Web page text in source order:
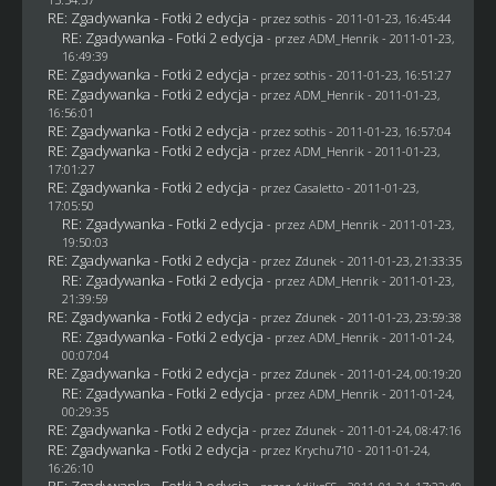
RE: Zgadywanka - Fotki 2 edycja - przez sothis- 2011-01-23, 16:45:44
RE: Zgadywanka - Fotki 2 edycja - przez ADM_Henrik - 2011-01-23,
16:49:39
RE: Zgadywanka - Fotki 2 edycja - przez sothis- 2011-01-23, 16:51:27
RE: Zgadywanka - Fotki 2 edycja - przez ADM_Henrik - 2011-01-23,
16:56:01
RE: Zgadywanka - Fotki 2 edycja - przez sothis- 2011-01-23, 16:57:04
RE: Zgadywanka - Fotki 2 edycja - przez ADM_Henrik - 2011-01-23,
17:01:27
RE: Zgadywanka - Fotki 2 edycja - przez Casaletto- 2011-01-23,
17:05:50
RE: Zgadywanka - Fotki 2 edycja - przez ADM_Henrik - 2011-01-23,
19:50:03
RE: Zgadywanka - Fotki 2 edycja - przez Zdunek - 2011-01-23, 21:33:35
RE: Zgadywanka - Fotki 2 edycja - przez ADM_Henrik - 2011-01-23,
21:39:59
RE: Zgadywanka - Fotki 2 edycja - przez Zdunek - 2011-01-23, 23:59:38
RE: Zgadywanka - Fotki 2 edycja - przez ADM_Henrik - 2011-01-24,
00:07:04
RE: Zgadywanka - Fotki 2 edycja - przez Zdunek - 2011-01-24, 00:19:20
RE: Zgadywanka - Fotki 2 edycja - przez ADM_Henrik - 2011-01-24,
00:29:35
RE: Zgadywanka - Fotki 2 edycja - przez Zdunek - 2011-01-24, 08:47:16
RE: Zgadywanka - Fotki 2 edycja - przez Krychu710 - 2011-01-24,
16:26:10